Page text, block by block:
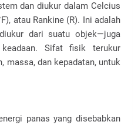
dan diukur dalam Celcius
atau Rankine (R). Ini adalah
dari suatu objek—juga
Sifat fisik terukur
massa, dan kepadatan, untuk
panas yang disebabkan